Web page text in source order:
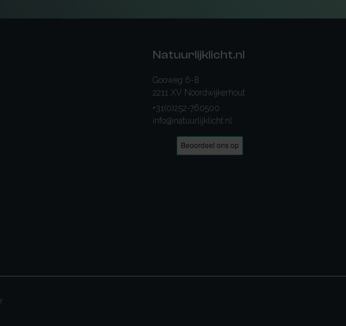
Natuurlijklicht.nl
Gooweg 6-8
2211 XV Noordwijkerhout
+31(0)252-760500
info@natuurlijklicht.nl